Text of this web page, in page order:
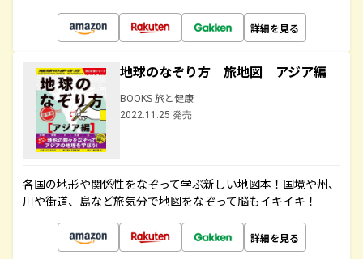
詳細を見る
地球のなぞり方 旅地図 アジア編
BOOKS 旅と健康
2022.11.25 発売
各国の地形や関係性をなぞって学ぶ新しい地図本！国境や州、
川や街道、島など旅気分で地図をなぞって脳もイキイキ！
詳細を見る